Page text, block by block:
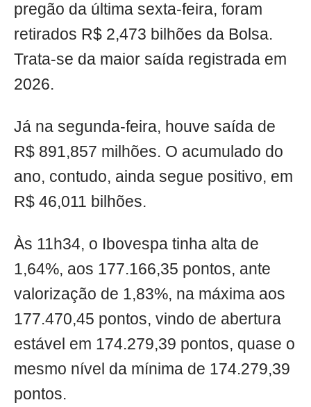
pregão da última sexta-feira, foram
retirados R$ 2,473 bilhões da Bolsa.
Trata-se da maior saída registrada em
2026.
Já na segunda-feira, houve saída de
R$ 891,857 milhões. O acumulado do
ano, contudo, ainda segue positivo, em
R$ 46,011 bilhões.
Às 11h34, o Ibovespa tinha alta de
1,64%, aos 177.166,35 pontos, ante
valorização de 1,83%, na máxima aos
177.470,45 pontos, vindo de abertura
estável em 174.279,39 pontos, quase o
mesmo nível da mínima de 174.279,39
pontos.